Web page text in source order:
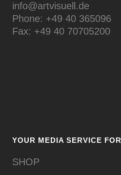
info@artvisuell.de
Phone: +49 40 365096
Fax: +49 40 70705200
YOUR MEDIA SERVICE FOR
SHOP